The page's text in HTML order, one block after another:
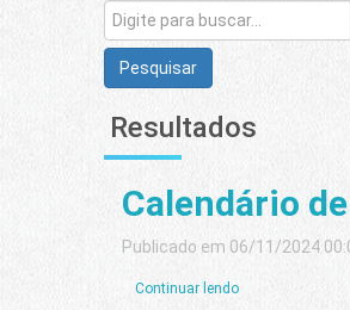
Pesquisar
Resultados
Calendário
Publicado em 06/11/2024
Continuar lendo